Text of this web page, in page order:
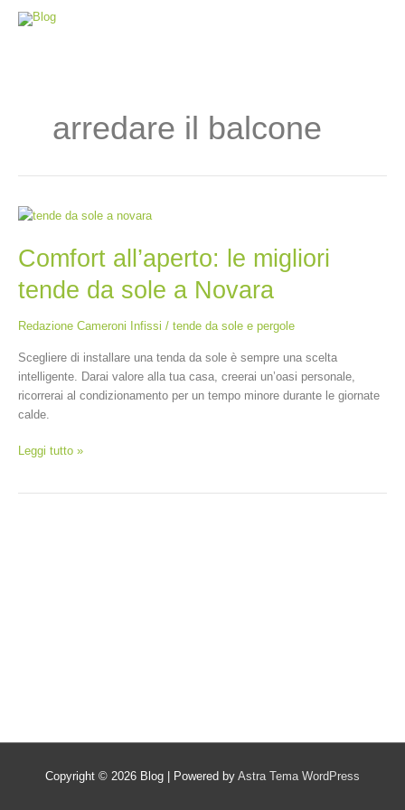
arredare il balcone
Comfort all’aperto: le migliori
tende da sole a Novara
Redazione Cameroni Infissi / tende da sole e pergole
Scegliere di installare una tenda da sole è sempre una scelta
intelligente. Darai valore alla tua casa, creerai un’oasi personale,
ricorrerai al condizionamento per un tempo minore durante le giornate
calde.
Comfort
le
migliori
tende
sole
Novara
Leggi tutto »
Copyright © 2026 Blog | Powered by Astra Tema WordPress